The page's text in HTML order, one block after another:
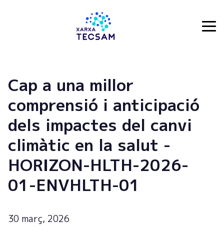
Cap a una millor
comprensió i anticipació
dels impactes del canvi
climàtic en la salut -
HORIZON-HLTH-2026-
01-ENVHLTH-01
30 març, 2026